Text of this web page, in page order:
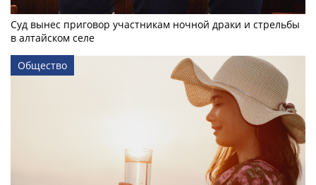
Суд вынес приговор участникам ночной драки и стрельбы
в алтайском селе
Общество